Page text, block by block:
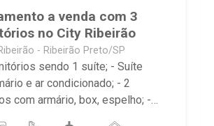
a venda com 3
no City Ribeirão
- Ribeirão Preto/SP
sendo 1 suíte; - Suíte
e ar condicionado; - 2
com armário, box, espelho; -